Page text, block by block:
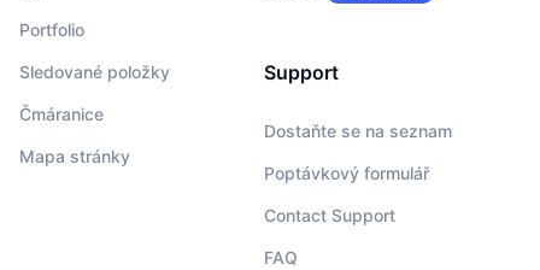
Portfolio
Sledované položky
Čmáranice
Mapa stránky
Support
Dostaňte se na seznam
Poptávkový formulář
Contact Support
FAQ